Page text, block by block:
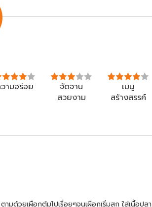
ามอร่อย
จัดจาน
สวยงาม
เมนู
สร้างสรรค์
มด้วยเผือกต้มไปเรื่อยๆจนเผือกเริ่มสุก ใส่เนื้อปลา